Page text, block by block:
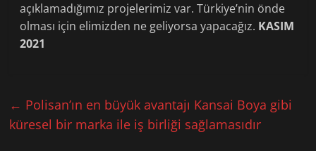
açıklamadığımız projelerimiz var. Türkiye’nin önde
olması için elimizden ne geliyorsa yapacağız. KASIM
2021
← Polisan’ın en büyük avantajı Kansai Boya gibi
küresel bir marka ile iş birliği sağlamasıdır